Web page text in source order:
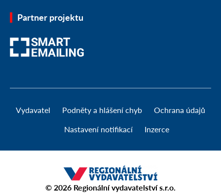
Partner projektu
Vydavatel Podněty a hlášení chyb Ochrana údajů
Nastavení notifikací Inzerce
© 2026 Regionální vydavatelství s.r.o.